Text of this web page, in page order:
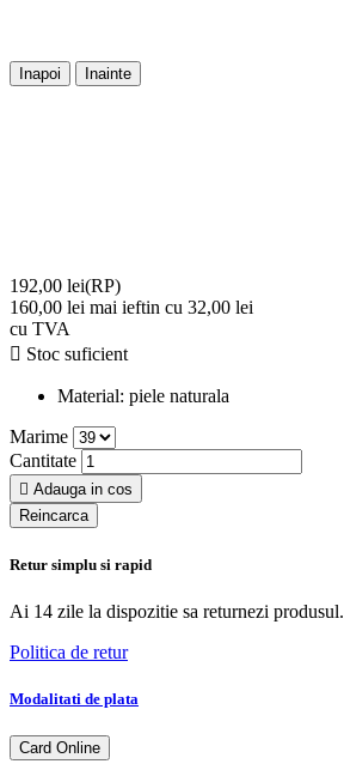
Inapoi Inainte
192,00 lei(RP)
160,00 lei mai ieftin cu 32,00 lei
cu TVA
 Stoc suficient
Material: piele naturala
Marime
Cantitate
 Adauga in cos
Retur simplu si rapid
Ai 14 zile la dispozitie sa returnezi produsul.
Politica de retur
Modalitati de plata
Card Online